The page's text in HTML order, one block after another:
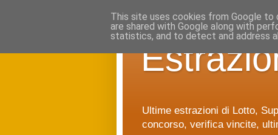
Ultime estrazioni di Lotto,
concorso, verifica vincite,
This site uses cookies from Google to
are shared with Google along with
statistics, and to detect and address